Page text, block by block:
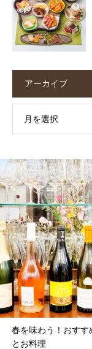
アーカイブ
月を選択
春を味わう！おすす
とお料理